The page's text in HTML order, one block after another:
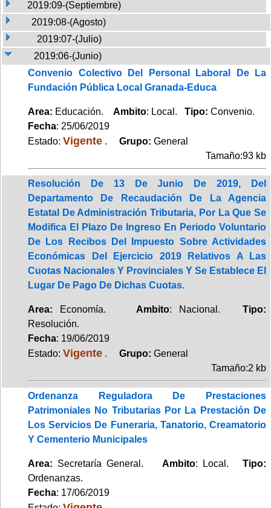
2019:09-(Septiembre)
2019:08-(Agosto)
2019:07-(Julio)
2019:06-(Junio)
Convenio Colectivo Del Personal Laboral De La
Fundación Pública Local Granada-Educa
Area: Educación. Ambito: Local. Tipo: Convenio.
Fecha: 25/06/2019
Estado: Vigente . Grupo: General
Tamaño:93 kb
Resolución De 13 De Junio De 2019, Del
Departamento De Recaudación De La Agencia
Estatal De Administración Tributaria, Por La Que Se
Modifica El Plazo De Ingreso En Periodo Voluntario
De Los Recibos Del Impuesto Sobre Actividades
Económicas Del Ejercicio 2019 Relativos A Las
Cuotas Nacionales Y Provinciales Y Se Establece El
Lugar De Pago De Dichas Cuotas.
Area: Economía. Ambito: Nacional.Tipo:
Resolución.
Fecha: 19/06/2019
Estado: Vigente . Grupo: General
Tamaño:2 kb
Ordenanza Reguladora De Prestaciones
Patrimoniales No Tributarias Por La Prestación De
Los Servicios De Funeraria, Tanatorio, Creamatorio
Y Cementerio Municipales
Area: Secretaría General. Ambito: Local.Tipo:
Ordenanzas.
Fecha: 17/06/2019